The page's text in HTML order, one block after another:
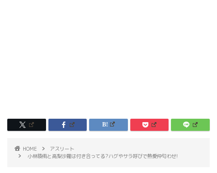
HOME
アスリート
小林陵侑と高梨沙羅は付き合ってる?ハグやサラ呼びで熱愛仲匂わせ!